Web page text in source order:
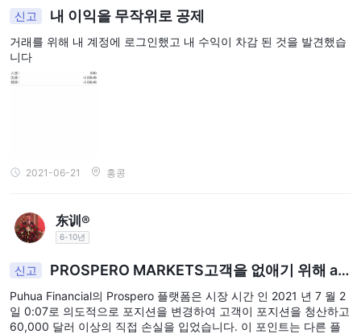
신고 내 이익을 무작위로 공제
거래를 위해 내 계정에 로그인했고 내 수익이 차감 된 것을 발견했습
니다
2021-06-21 홍콩
东训®
6-10년
신고
PROSPERO MARKETS고객을 없애기 위해 an
dlestick을 변경했습니다.
Puhua Financial의 Prospero 플랫폼은 시장 시간 인 2021 년 7 월 2
일 0:07로 의도적으로 포지션을 변경하여 고객이 포지션을 청산하고
60,000 달러 이상의 직접 손실을 입었습니다. 이 포인트는 다른 플